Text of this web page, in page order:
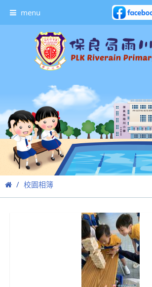
menu
校園相簿